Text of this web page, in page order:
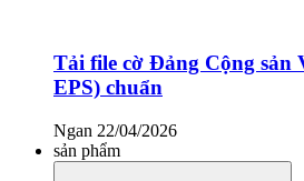
Tải file cờ Đảng Cộng sản
EPS) chuẩn
Ngan 22/04/2026
sản phẩm